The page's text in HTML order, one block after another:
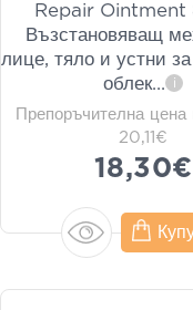
Repair Ointment
Възстановяващ
лице, тяло и устни
облек... i
Препоръчителна
20,11€
18,30€